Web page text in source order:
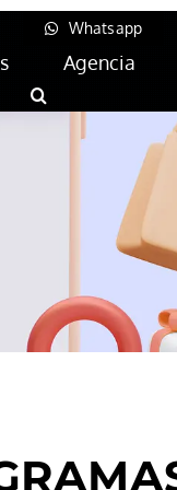
Whatsapp
Agencia